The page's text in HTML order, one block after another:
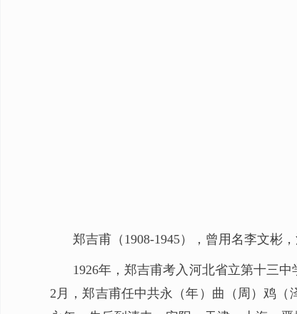
郑吉甫（1908-1945），曾用名李文彬
1926年，郑吉甫考入河北省立第十三
2月，郑吉甫任中共永（年）曲（周）鸡（